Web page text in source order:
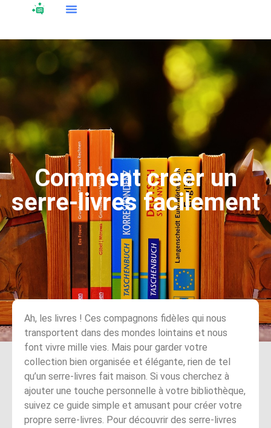
Comment créer un
serre-livres facilement
Ah, les livres ! Ces compagnons fidèles qui nous
transportent dans des mondes lointains et nous
font vivre mille vies. Mais pour garder votre
collection bien organisée et élégante, rien de tel
qu’un serre-livres fait maison. Si vous cherchez à
ajouter une touche personnelle à votre bibliothèque,
suivez ce guide simple et amusant pour créer votre
propre serre-livres. Pour découvrir des serre-livres